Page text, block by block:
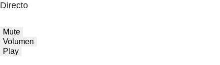
Directo
Mute
Volumen
Play